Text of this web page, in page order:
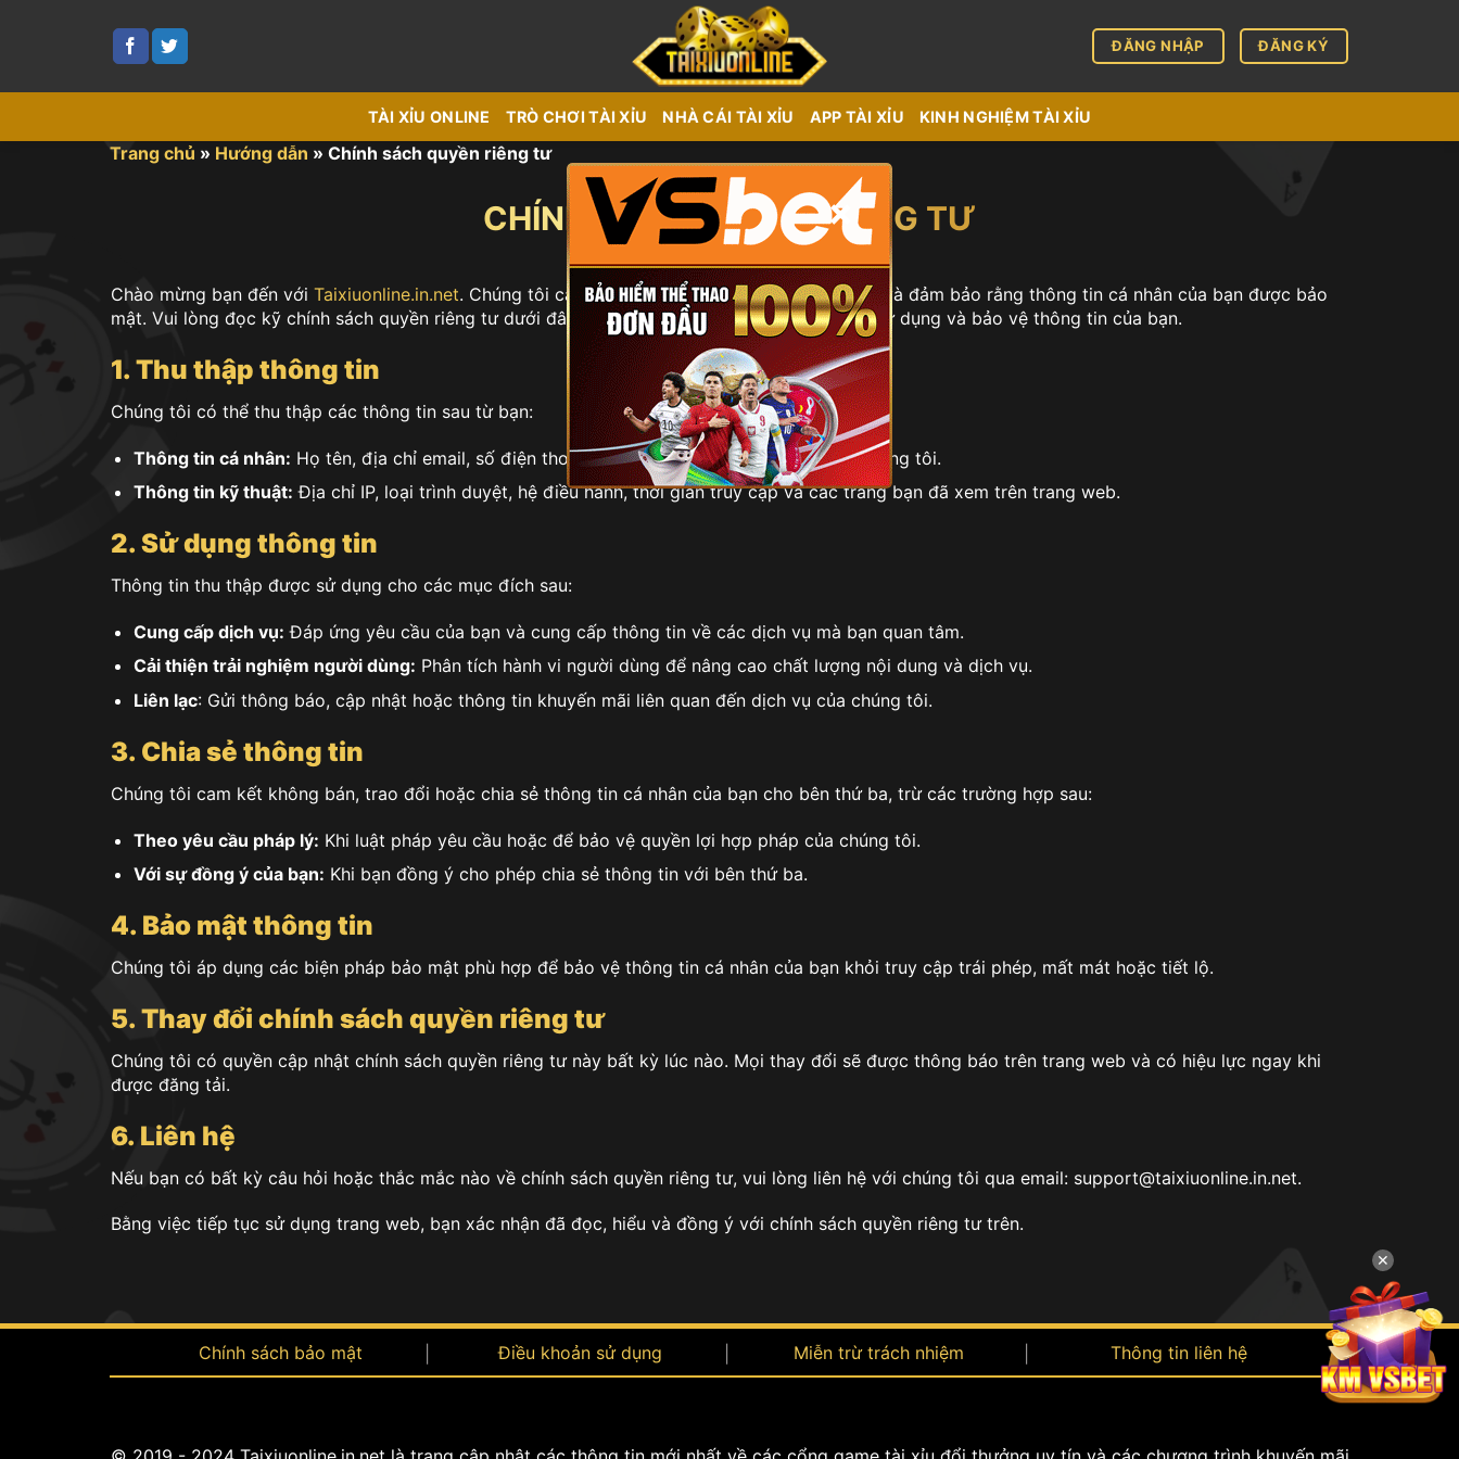
dung
ĐĂNG NHẬP ĐĂNG KÝ
TÀI XỈU ONLINE TRÒ CHƠI TÀI XỈU NHÀ CÁI TÀI XỈU APP TÀI XỈU KINH NGHIỆM TÀI XỈU
Trang chủ » Hướng dẫn » Chính sách quyền riêng tư
CHÍNH SÁCH QUYỀN RIÊNG TƯ
Chào mừng bạn đến với Taixiuonline.in.net. Chúng tôi cam kết bảo vệ quyền riêng tư của bạn và đảm bảo rằng thông tin cá nhân của bạn được bảo
mật. Vui lòng đọc kỹ chính sách quyền riêng tư dưới đây để hiểu rõ cách chúng tôi thu thập, sử dụng và bảo vệ thông tin của bạn.
1. Thu thập thông tin
Chúng tôi có thể thu thập các thông tin sau từ bạn:
Thông tin cá nhân: Họ tên, địa chỉ email, số điện thoại khi bạn đăng ký hoặc liên hệ với chúng tôi.
Thông tin kỹ thuật: Địa chỉ IP, loại trình duyệt, hệ điều hành, thời gian truy cập và các trang bạn đã xem trên trang web.
2. Sử dụng thông tin
Thông tin thu thập được sử dụng cho các mục đích sau:
Cung cấp dịch vụ: Đáp ứng yêu cầu của bạn và cung cấp thông tin về các dịch vụ mà bạn quan tâm.
Cải thiện trải nghiệm người dùng: Phân tích hành vi người dùng để nâng cao chất lượng nội dung và dịch vụ.
Liên lạc: Gửi thông báo, cập nhật hoặc thông tin khuyến mãi liên quan đến dịch vụ của chúng tôi.
3. Chia sẻ thông tin
Chúng tôi cam kết không bán, trao đổi hoặc chia sẻ thông tin cá nhân của bạn cho bên thứ ba, trừ các trường hợp sau:
Theo yêu cầu pháp lý: Khi luật pháp yêu cầu hoặc để bảo vệ quyền lợi hợp pháp của chúng tôi.
Với sự đồng ý của bạn: Khi bạn đồng ý cho phép chia sẻ thông tin với bên thứ ba.
4. Bảo mật thông tin
Chúng tôi áp dụng các biện pháp bảo mật phù hợp để bảo vệ thông tin cá nhân của bạn khỏi truy cập trái phép, mất mát hoặc tiết lộ.
5. Thay đổi chính sách quyền riêng tư
Chúng tôi có quyền cập nhật chính sách quyền riêng tư này bất kỳ lúc nào. Mọi thay đổi sẽ được thông báo trên trang web và có hiệu lực ngay khi
được đăng tải.
6. Liên hệ
Nếu bạn có bất kỳ câu hỏi hoặc thắc mắc nào về chính sách quyền riêng tư, vui lòng liên hệ với chúng tôi qua email: support@taixiuonline.in.net.
Bằng việc tiếp tục sử dụng trang web, bạn xác nhận đã đọc, hiểu và đồng ý với chính sách quyền riêng tư trên.
Chính sách bảo mật Điều khoản sử dụng Miễn trừ trách nhiệm Thông tin liên hệ
✕
×